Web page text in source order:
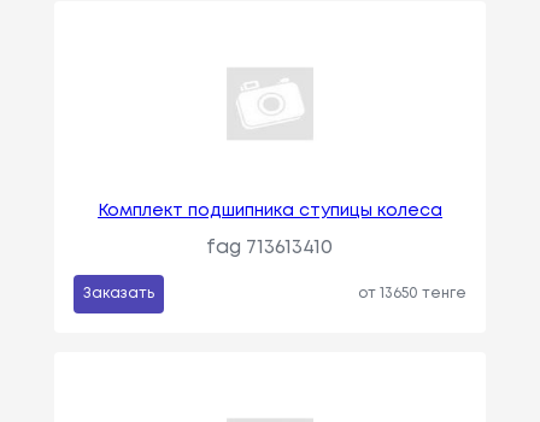
Комплект подшипника ступицы колеса
fag 713613410
Заказать от 13650 тенге